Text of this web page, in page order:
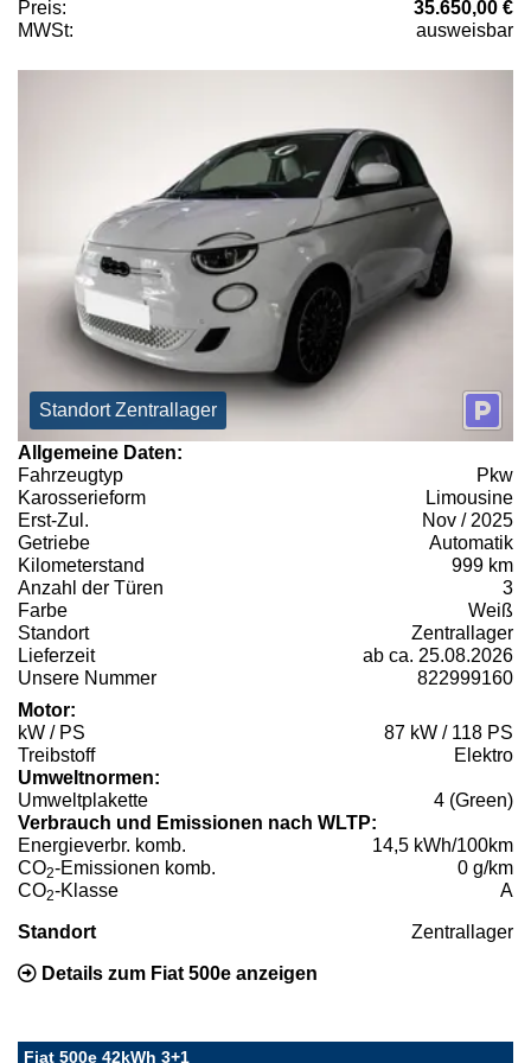
Preis:
35.650,00 €
MWSt:
ausweisbar
Standort Zentrallager
Allgemeine Daten:
Fahrzeugtyp
Pkw
Karosserieform
Limousine
Erst-Zul.
Nov / 2025
Getriebe
Automatik
Kilometerstand
999 km
Anzahl der Türen
3
Farbe
Weiß
Standort
Zentrallager
Lieferzeit
ab ca. 25.08.2026
Unsere Nummer
822999160
Motor:
kW / PS
87 kW / 118 PS
Treibstoff
Elektro
Umweltnormen:
Umweltplakette
4 (Green)
Verbrauch und Emissionen nach WLTP:
Energieverbr. komb.
14,5 kWh/100km
CO2-Emissionen komb.
0 g/km
CO2-Klasse A
Standort Zentrallager
Details zum Fiat 500e anzeigen
Fiat 500e 42kWh 3+1